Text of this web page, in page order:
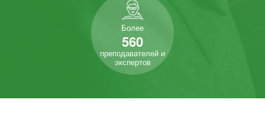
Более
560
преподавателей и
экспертов